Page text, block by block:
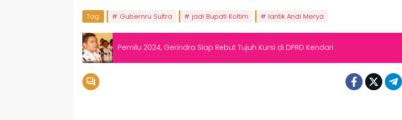
Tag: Gubernru Sultra jadi Bupati Koltim lantik Andi Merya
Pemilu 2024, Gerindra Siap Rebut Tujuh Kursi di DPRD Kendari